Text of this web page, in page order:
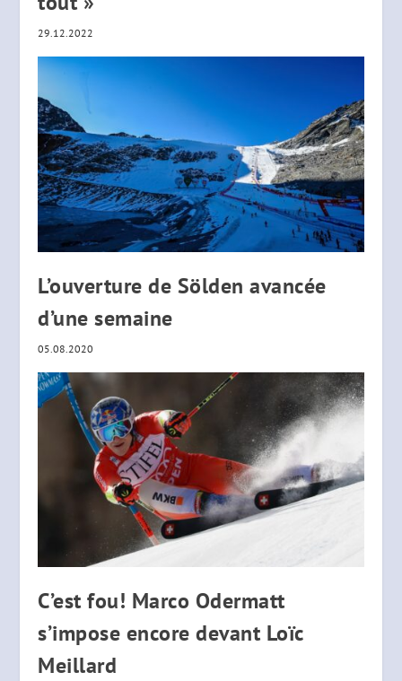
29.12.2022
L’ouverture de Sölden avancée
d’une semaine
05.08.2020
C’est fou! Marco Odermatt
s’impose encore devant Loïc
Meillard